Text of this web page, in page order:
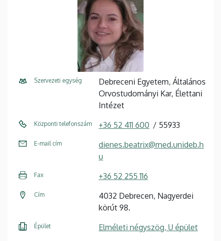
Szervezeti egység
Debreceni Egyetem, Általános
Orvostudományi Kar, Élettani
Intézet
Központi telefonszám +36 52 411 600 55933
E-mail cím
dienes.beatrix@med.unideb.h
u
Fax +36 52 255 116
Cím
4032 Debrecen, Nagyerdei
körút 98.
Épület Elméleti négyszög, U épület